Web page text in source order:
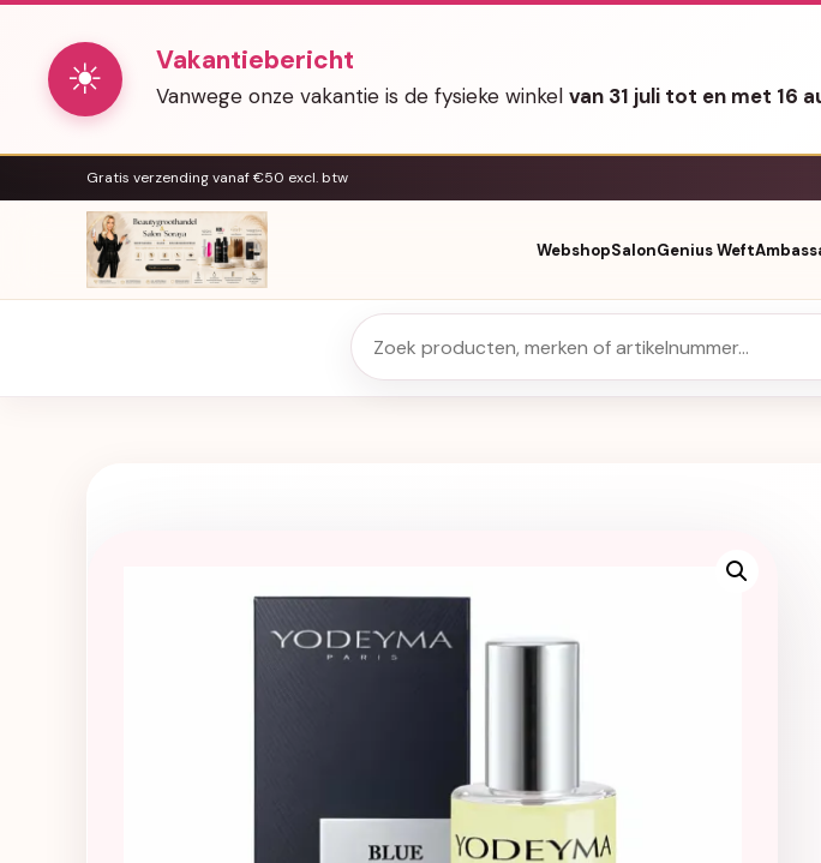
☀ Vakantiebericht
Vanwege onze vakantie is de fysieke winkel van 31 juli tot en met 16
Gratis verzending vanaf €50 excl. btw
WebshopSalonGenius Weft